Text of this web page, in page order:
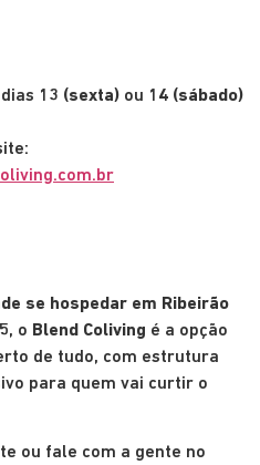
13 (sexta) ou 14 (sábado)
se hospedar em Ribeirão
, o Blend Coliving é a opção
de tudo, com estrutura
para quem vai curtir o
ou fale com a gente no